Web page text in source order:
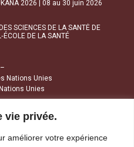
vie privée.
améliorer votre expérience
2026 | 08 au 30 juin 2026
SCIENCES DE LA SANTÉ DE
DE LA SANTÉ
–
Nations Unies
Unies